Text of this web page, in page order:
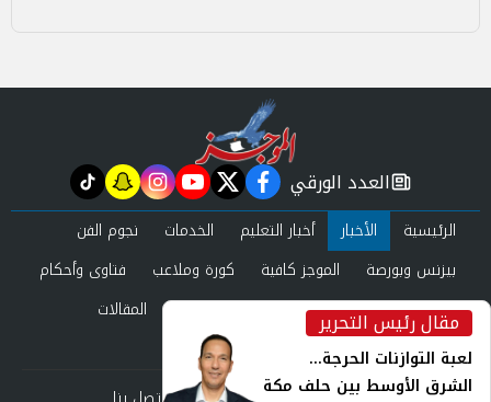
مقال رئيس التحرير
لعبة التوازنات الحرجة...
الشرق الأوسط بين حلف مكة
newspaper
العدد الورقي facebook
twitter
youtube
instagram
snapchat
tiktok
الرئيسية الأخبار أخبار التعليم الخدمات
نجوم الفن
بيزنس وبورصة
الموجز كافية كورة وملاعب
فتاوى وأحكام
صحة وجمال
عرب وعالم حوادث ومحاكم
المقالات
العدد الورقي